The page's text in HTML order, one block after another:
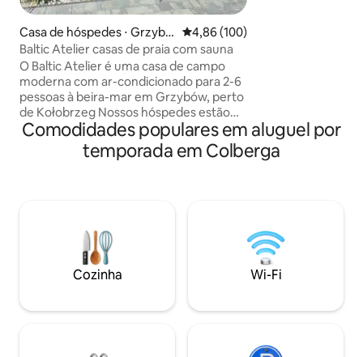
Casa de hóspedes ⋅ Grzybo
wo
4,86 de uma avaliação média de
4,86 (100)
Baltic Atelier casas de praia com sauna
O Baltic Atelier é uma casa de campo
moderna com ar-condicionado para 2-6
pessoas à beira-mar em Grzybów, perto
de Kołobrzeg Nossos hóspedes estão
esperando por: - Sala de estar com ar
condicionado com sofá-cama, área de
refeições, TV, WIFI grátis, - Cozinha com
cama de hotel - banheiro e chuveiro
com efeito de chuva - mobília do pátio e
gratuito - Sauna ao ar livre (custo extra)
no porto, a praia
15 minutos a pé
Comodidades populares em aluguel por
temporada em Colberga
Cozinha Wi-Fi